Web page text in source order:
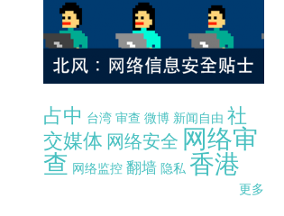
占中 台湾 审查 微博 新闻自由 社
交媒体 网络安全 网络审
查 网络监控 翻墙 隐私 香港
更多